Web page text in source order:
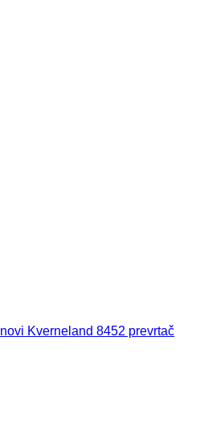
novi Kverneland 8452 prevrtač